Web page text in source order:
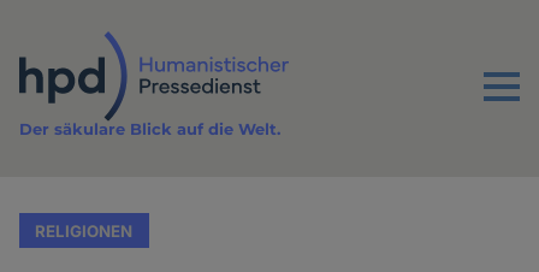
Inhalt
Menu
Der säkulare Blick auf die Welt.
RELIGIONEN